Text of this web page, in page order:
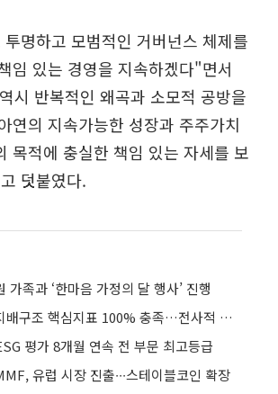
명하고 모범적인 거버넌스 체제를
임 있는 경영을 지속하겠다"면서
시 반복적인 왜곡과 소모적 공방을
연의 지속가능한 성장과 주주가치
목적에 충실한 책임 있는 자세를 보
덧붙였다.
가족과 ‘한마음 가정의 달 행사’ 진행
고려아연, 기업지배구조 핵심지표 100% 충족…전사적 개선 노력 결실
평가 8개월 연속 전 부문 최고등급
유럽 시장 진출∙∙∙스테이블코인 확장